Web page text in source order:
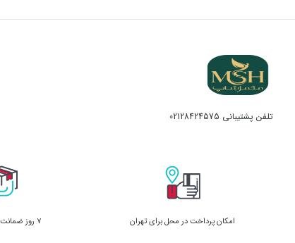
تلفن پشتیبانی 02128424575
امکان پرداخت در محل برای تهران 7 روز ضمانت بازگشت کالا